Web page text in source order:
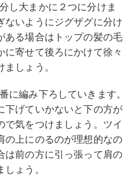
大まかに２つに分けま
ないようにジグザグに分け
ある場合はトップの髪の毛
に寄せて後ろにかけて徐々
しょう。
編み下ろしていきます。
下げていかないと下の方が
気をつけましょう。ツイ
の上にのるのが理想的なの
は前の方に引っ張って肩の
ょう。